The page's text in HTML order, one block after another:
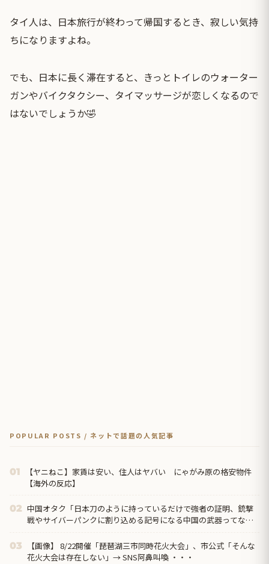
タイ人は、日本旅行が終わって帰国するとき、寂しい気持
ちになりますよね。
でも、日本に長く滞在すると、きっとトイレのウォーター
ガンやバイクタクシー、タイマッサージが恋しくなるので
はないでしょうか🤣
POPULAR POSTS / ネットで話題の人気記事
01
【ヤニねこ】家賃は安い、住人はヤバい にゃがみ原の格安物件
【海外の反応】
02 中国オタク「日本刀のように持っているだけで強者の証明、銃撃
戦やサイバーパンクに割り込める記号になる中国の武器ってなん
03
【画像】 8/22開催「琵琶湖三市同時花火大会」、市公式「そんな
花火大会は存在しない」→ SNS阿鼻叫喚 ・・・